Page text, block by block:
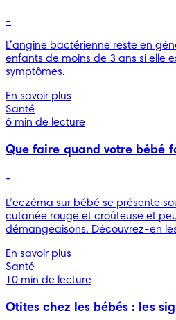
-
L’angine bactérienne reste en
enfants de moins de 3 ans si elle
symptômes.
En savoir plus
Santé
6 min de lecture
Que faire quand votre bébé
-
L’eczéma sur bébé se présente
cutanée rouge et croûteuse et
démangeaisons. Découvrez-en
En savoir plus
Santé
10 min de lecture
Otites chez les bébés : les